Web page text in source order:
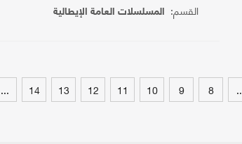
القسم: المسلسلات العامة الإيطالية
8
9
10
11
12
13
14
...